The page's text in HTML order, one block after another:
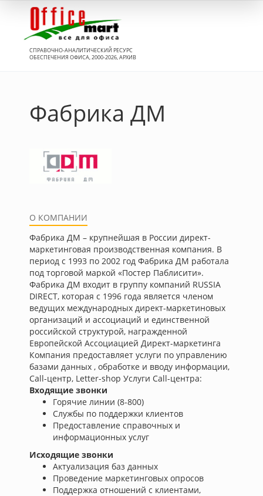
СПРАВОЧНО-АНАЛИТИЧЕСКИЙ РЕСУРС
ОБЕСПЕЧЕНИЯ ОФИСА, 2000-2026, АРХИВ
Фабрика ДМ
О КОМПАНИИ
Фабрика ДМ – крупнейшая в России директ-
маркетинговая производственная компания. В
период с 1993 по 2002 год Фабрика ДМ работала
под торговой маркой «Постер Паблисити».
Фабрика ДМ входит в группу компаний RUSSIA
DIRECT, которая с 1996 года является членом
ведущих международных директ-маркетиновых
организаций и ассоциаций и единственной
российской структурой, награжденной
Европейской Ассоциацией Директ-маркетинга
Компания предоставляет услуги по управлению
базами данных , обработке и вводу информации,
Call-центр, Letter-shop Услуги Call-центра:
Входящие звонки
Горячие линии (8-800)
Службы по поддержки клиентов
Предоставление справочных и
информационных услуг
Исходящие звонки
Актуализация баз данных
Проведение маркетинговых опросов
Поддержка отношений с клиентами,